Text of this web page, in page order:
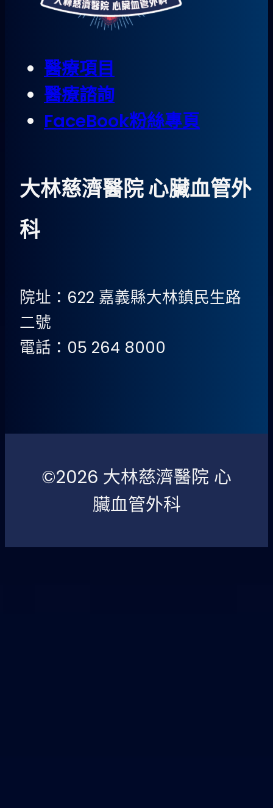
醫療項目
醫療諮詢
FaceBook粉絲專頁
大林慈濟醫院 心臟血管外
科
院址：622 嘉義縣大林鎮民生路
二號
電話：05 264 8000
©2026 大林慈濟醫院 心
臟血管外科